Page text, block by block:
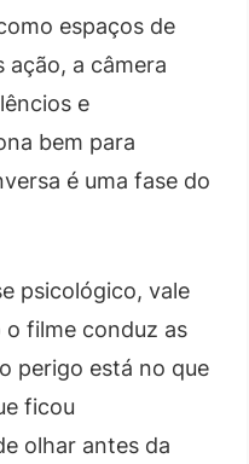
espaços de
ação, a câmera
e
bem para
é uma fase do
psicológico, vale
filme conduz as
perigo está no que
ficou
olhar antes da